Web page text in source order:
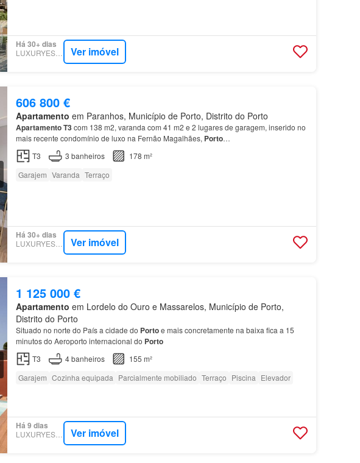
Há 30+ dias
LUXURYESTATE Ver imóvel
606 800 €
Apartamento em Paranhos, Município de Porto, Distrito do Porto
ApartamentoT3com 138 m2, varanda com 41 m2 e 2 lugares de garagem, inserido no
mais recente condomínio de luxo na Fernão Magalhães, Porto…
T3
3 banheiros
178 m²
Garajem Varanda Terraço
Há 30+ dias
LUXURYESTATE Ver imóvel
1 125 000 €
Apartamento em Lordelo do Ouro e Massarelos, Município de Porto,
Distrito do Porto
Situado no norte do País a cidade do Portoe mais concretamente na baixa fica a 15
minutos do Aeroporto internacional do Porto
T3 4banheiros
155 m²
Garajem Cozinha equipada Parcialmente mobiliado Terraço Piscina Elevador
Há 9 dias
LUXURYESTATE Ver imóvel